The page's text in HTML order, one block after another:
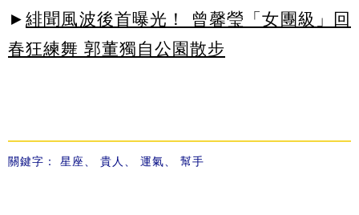
► 緋聞風波後首曝光！ 曾馨瑩「女團級」回
春狂練舞 郭董獨自公園散步
關鍵字： 星座 貴人 運氣 幫手